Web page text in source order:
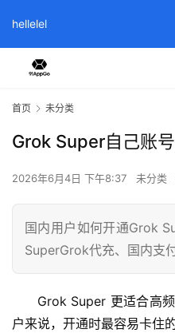
首页 未分类
Grok Super自己账
2026年6月4日 下午8:37 未分类
国内用户如何开通Grok
SuperGrok代充、国内支
Grok Super 更适合高
户来说，开通时最容易卡住
hellelel